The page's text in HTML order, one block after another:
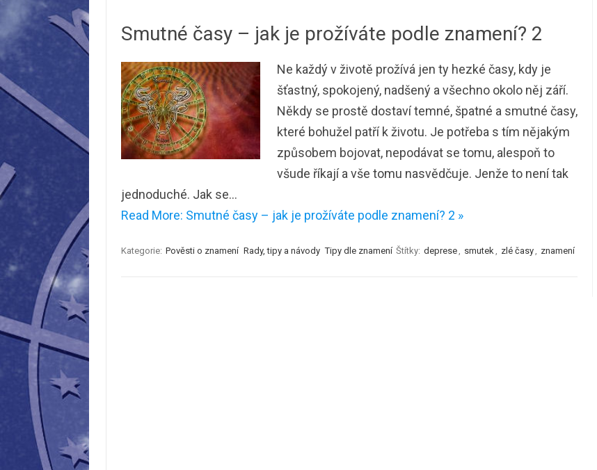
Smutné časy – jak je prožíváte podle znamení? 2
Ne každý v životě prožívá jen ty hezké časy, kdy je
šťastný, spokojený, nadšený a všechno okolo něj září.
Někdy se prostě dostaví temné, špatné a smutné časy,
které bohužel patří k životu. Je potřeba s tím nějakým
způsobem bojovat, nepodávat se tomu, alespoň to
všude říkají a vše tomu nasvědčuje. Jenže to není tak
jednoduché. Jak se…
Read More: Smutné časy – jak je prožíváte podle znamení? 2 »
Kategorie: Pověsti o znamení Rady, tipy a návody Tipy dle znamení Štítky: deprese, smutek, zlé časy, znamení